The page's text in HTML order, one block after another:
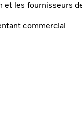
et les fournisseurs
commercial